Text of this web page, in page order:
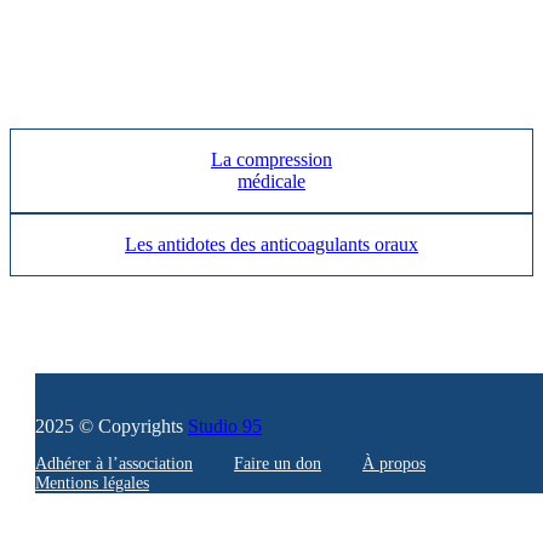
La compression
médicale
Les antidotes des anticoagulants oraux
2025 © Copyrights Studio 95
Adhérer à l’association Faire un don
À propos
Mentions légales